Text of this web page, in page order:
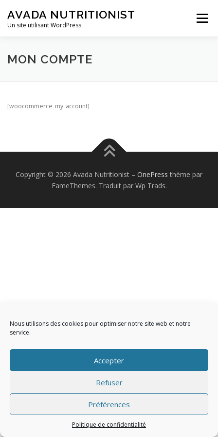
Nous utilisons des cookies pour optimiser notre site web et notre
service.
Accepter
Refuser
Préférences
Politique de confidentialité
contenu
AVADA NUTRITIONIST
Un site utilisant WordPress
Menu
MON COMPTE
[woocommerce_my_account]
Copyright © 2026 Avada Nutritionist – OnePress thème par
FameThemes. Traduit par Wp Trads.